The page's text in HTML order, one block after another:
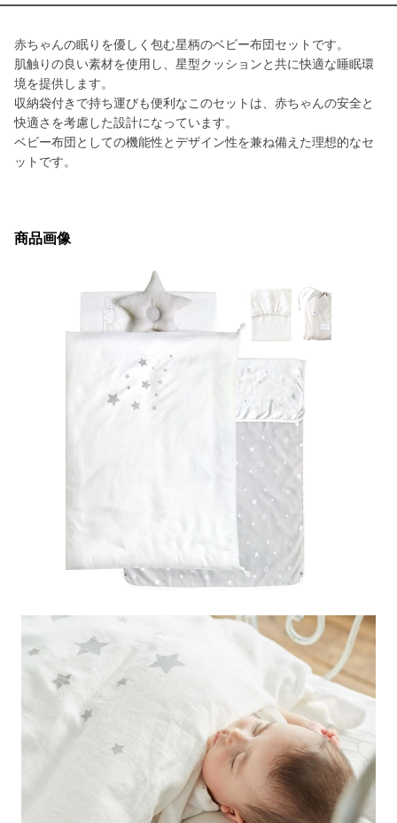
赤ちゃんの眠りを優しく包む星柄のベビー布団セットです。
肌触りの良い素材を使用し、星型クッションと共に快適な睡眠環
境を提供します。
収納袋付きで持ち運びも便利なこのセットは、赤ちゃんの安全と
快適さを考慮した設計になっています。
ベビー布団としての機能性とデザイン性を兼ね備えた理想的なセ
ットです。
商品画像